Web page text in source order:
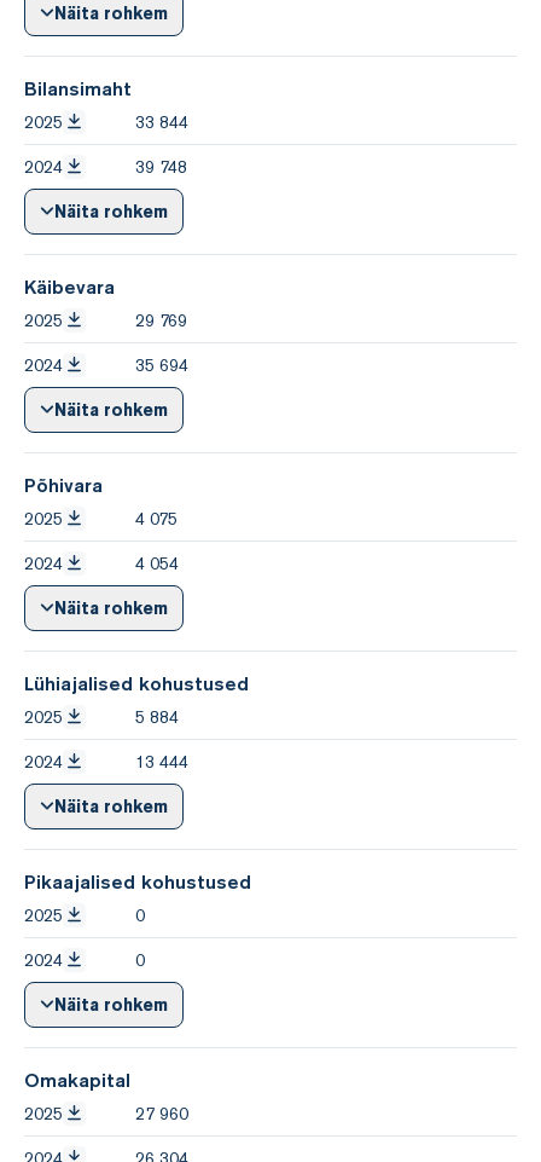
Näita rohkem
Bilansimaht
2025 33 844
2024 39 748
Näita rohkem
Käibevara
2025 29 769
2024 35 694
Näita rohkem
Põhivara
2025 4 075
2024 4 054
Näita rohkem
Lühiajalised kohustused
2025 5 884
2024 13 444
Näita rohkem
Pikaajalised kohustused
2025 0
2024 0
Näita rohkem
Omakapital
2025 27 960